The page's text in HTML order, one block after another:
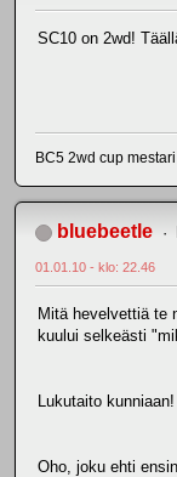
SC10 on 2wd!
BC5 2wd cup
bluebeetle
01.01.10 - klo: 22.46
Mitä hevelvettiä te
kuului selkeästi
Lukutaito kunniaan!
Oho, joku ehti